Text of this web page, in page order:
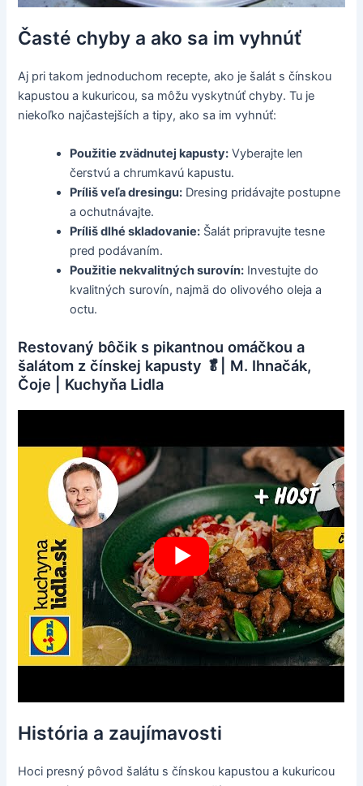
Časté chyby a ako sa im vyhnúť
Aj pri takom jednoduchom recepte, ako je šalát s čínskou
kapustou a kukuricou, sa môžu vyskytnúť chyby. Tu je
niekoľko najčastejších a tipy, ako sa im vyhnúť:
Použitie zvädnutej kapusty: Vyberajte len
čerstvú a chrumkavú kapustu.
Príliš veľa dresingu: Dresing pridávajte postupne
a ochutnávajte.
Príliš dlhé skladovanie: Šalát pripravujte tesne
pred podávaním.
Použitie nekvalitných surovín: Investujte do
kvalitných surovín, najmä do olivového oleja a
octu.
Restovaný bôčik s pikantnou omáčkou a
šalátom z čínskej kapusty 🥬| M. Ihnačák,
Čoje | Kuchyňa Lidla
História a zaujímavosti
Hoci presný pôvod šalátu s čínskou kapustou a kukuricou